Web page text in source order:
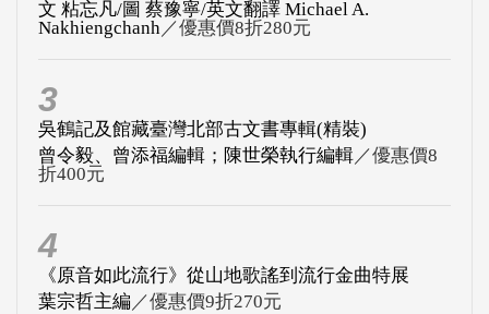
文 粘忘凡/圖 蔡豫寧/英文翻譯 Michael A.
Nakhiengchanh／優惠價8折280元
3
吳鶴記及館藏臺灣北部古文書專輯(精裝)
曾令毅、曾添福編輯；陳世榮執行編輯／優惠價8
折400元
4
《原音如此流行》從山地歌謠到流行金曲特展
葉宗哲主編 ／優惠價9折270元